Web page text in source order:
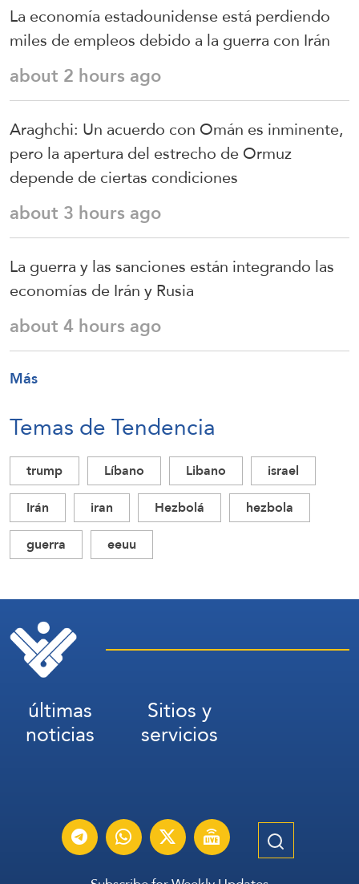
La economía estadounidense está perdiendo
miles de empleos debido a la guerra con Irán
about 2 hours ago
Araghchi: Un acuerdo con Omán es inminente,
pero la apertura del estrecho de Ormuz
depende de ciertas condiciones
about 3 hours ago
La guerra y las sanciones están integrando las
economías de Irán y Rusia
about 4 hours ago
Más
Temas de Tendencia
trump Líbano Libano
israel
Irán
iran Hezbolá
hezbola
guerra
eeuu
últimas
noticias
Sitios y
servicios